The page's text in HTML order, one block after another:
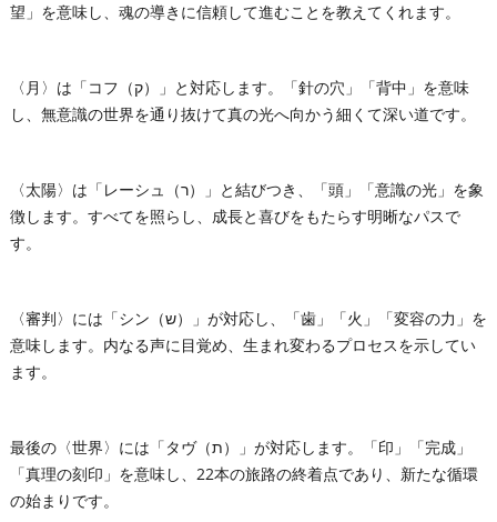
望」を意味し、魂の導きに信頼して進むことを教えてくれます。
〈月〉は「コフ（ק）」と対応します。「針の穴」「背中」を意味
し、無意識の世界を通り抜けて真の光へ向かう細くて深い道です。
〈太陽〉は「レーシュ（ר）」と結びつき、「頭」「意識の光」を象
徴します。すべてを照らし、成長と喜びをもたらす明晰なパスで
す。
〈審判〉には「シン（ש）」が対応し、「歯」「火」「変容の力」を
意味します。内なる声に目覚め、生まれ変わるプロセスを示してい
ます。
最後の〈世界〉には「タヴ（ת）」が対応します。「印」「完成」
「真理の刻印」を意味し、22本の旅路の終着点であり、新たな循環
の始まりです。